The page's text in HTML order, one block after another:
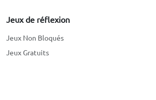
Jeux de réflexion
Jeux Non Bloqués
Jeux Gratuits